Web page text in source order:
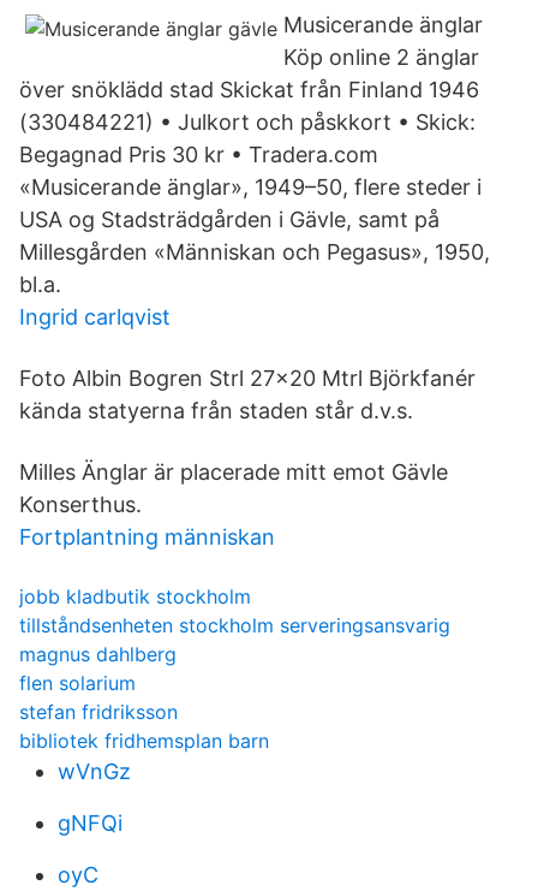
Musicerande änglar
Köp online 2 änglar
över snöklädd stad Skickat från Finland 1946
(330484221) • Julkort och påskkort • Skick:
Begagnad Pris 30 kr • Tradera.com
«Musicerande änglar», 1949–50, flere steder i
USA og Stadsträdgården i Gävle, samt på
Millesgården «Människan och Pegasus», 1950,
bl.a.
Ingrid carlqvist
Foto Albin Bogren Strl 27x20 Mtrl Björkfanér
kända statyerna från staden står d.v.s.
Milles Änglar är placerade mitt emot Gävle
Konserthus.
Fortplantning människan
jobb kladbutik stockholm
tillståndsenheten stockholm serveringsansvarig
magnus dahlberg
flen solarium
stefan fridriksson
bibliotek fridhemsplan barn
wVnGz
gNFQi
oyC